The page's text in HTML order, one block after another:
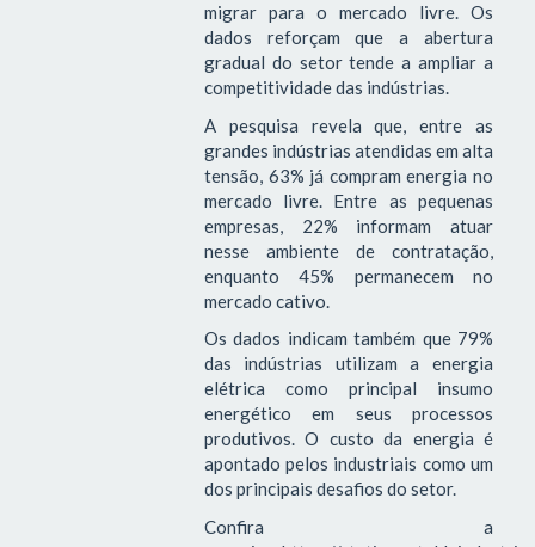
migrar para o mercado livre. Os
dados reforçam que a abertura
gradual do setor tende a ampliar a
competitividade das indústrias.
A pesquisa revela que, entre as
grandes indústrias atendidas em alta
tensão, 63% já compram energia no
mercado livre. Entre as pequenas
empresas, 22% informam atuar
nesse ambiente de contratação,
enquanto 45% permanecem no
mercado cativo.
Os dados indicam também que 79%
das indústrias utilizam a energia
elétrica como principal insumo
energético em seus processos
produtivos. O custo da energia é
apontado pelos industriais como um
dos principais desafios do setor.
Confira a